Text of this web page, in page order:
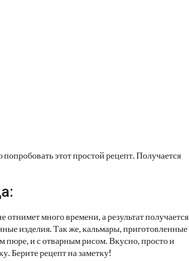
этот простой рецепт. Получается
много времени, а результат получается
изделия. Так же, кальмары, приготовленные
пюре, и с отварным рисом. Вкусно, просто и
Берите рецепт на заметку!